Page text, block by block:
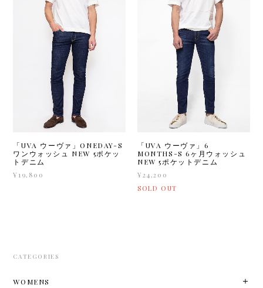
「UVA ウーヴァ」ONEDAY-S
ワンウォッシュ NEW 5ポケッ
トデニム
¥19,800
「UVA ウーヴァ」6
MONTHS-S 6ヶ月ウォッシュ
NEW 5ポケットデニム
¥24,200
SOLD OUT
CATEGORIES
WOMENS